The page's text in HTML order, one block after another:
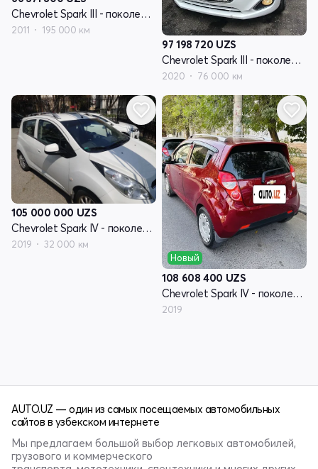
Chevrolet Spark III - поколение
2011 195 000 км
97 198 720 UZS
Chevrolet Spark III - поколение рестайлинг
2020 76 000 км
105 000 000 UZS
Chevrolet Spark IV - поколение рестайлинг
2019
32 000 км
Новый
108 608 400 UZS
Chevrolet Spark IV - поколение рестайлинг
2019
AUTO.UZ — один из самых посещаемых автомобильных
сайтов в узбекском интернете
Мы предлагаем большой выбор легковых автомобилей,
грузового и коммерческого